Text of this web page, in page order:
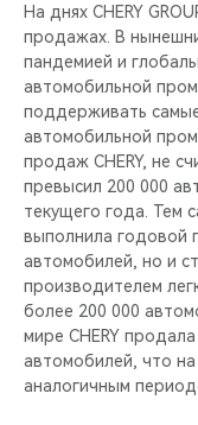
На днях CHERY
продажах. В
пандемией и
автомобильной
поддерживать
автомобильной
продаж CHERY, не
превысил 200 000
текущего года. Тем
выполнила годовой
автомобилей, но и
производителем
более 200 000
мире CHERY
автомобилей, что
аналогичным